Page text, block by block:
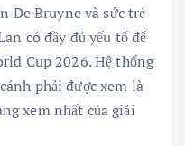
De Bruyne và sức trẻ
có đầy đủ yếu tố để
Cup 2026. Hệ thống
phải được xem là
xem nhất của giải